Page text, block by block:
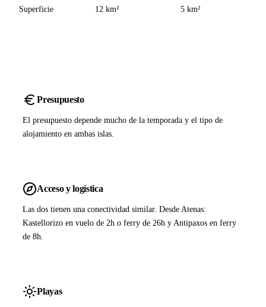
Superficie 12 km² 5 km²
Presupuesto
El presupuesto depende mucho de la temporada y el tipo de
alojamiento en ambas islas.
Acceso y logística
Las dos tienen una conectividad similar. Desde Atenas:
Kastellorizo en vuelo de 2h o ferry de 26h y Antipaxos en ferry
de 8h.
Playas